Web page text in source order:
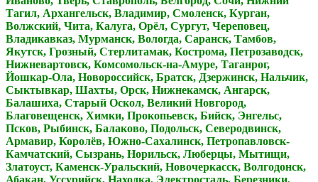
Тагил, Архангельск, Владимир, Смоленск, Курган,
Волжский, Чита, Калуга, Орёл, Сургут, Череповец,
Владикавказ, Мурманск, Вологда, Саранск, Тамбов,
Якутск, Грозный, Стерлитамак, Кострома, Петрозаводск,
Нижневартовск, Комсомольск-на-Амуре, Таганрог,
Йошкар-Ола, Новороссийск, Братск, Дзержинск, Нальчик,
Сыктывкар, Шахты, Орск, Нижнекамск, Ангарск,
Балашиха, Старый Оскол, Великий Новгород,
Благовещенск, Химки, Прокопьевск, Бийск, Энгельс,
Псков, Рыбинск, Балаково, Подольск, Северодвинск,
Армавир, Королёв, Южно-Сахалинск, Петропавловск-
Камчатский, Сызрань, Норильск, Люберцы, Мытищи,
Златоуст, Каменск-Уральский, Новочеркасск, Волгодонск,
Абакан, Уссурийск, Находка, Электросталь, Березники,